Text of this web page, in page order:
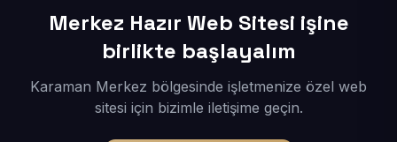
Merkez Hazır Web Sitesi işine
birlikte başlayalım
Karaman Merkez bölgesinde işletmenize özel web
sitesi için bizimle iletişime geçin.